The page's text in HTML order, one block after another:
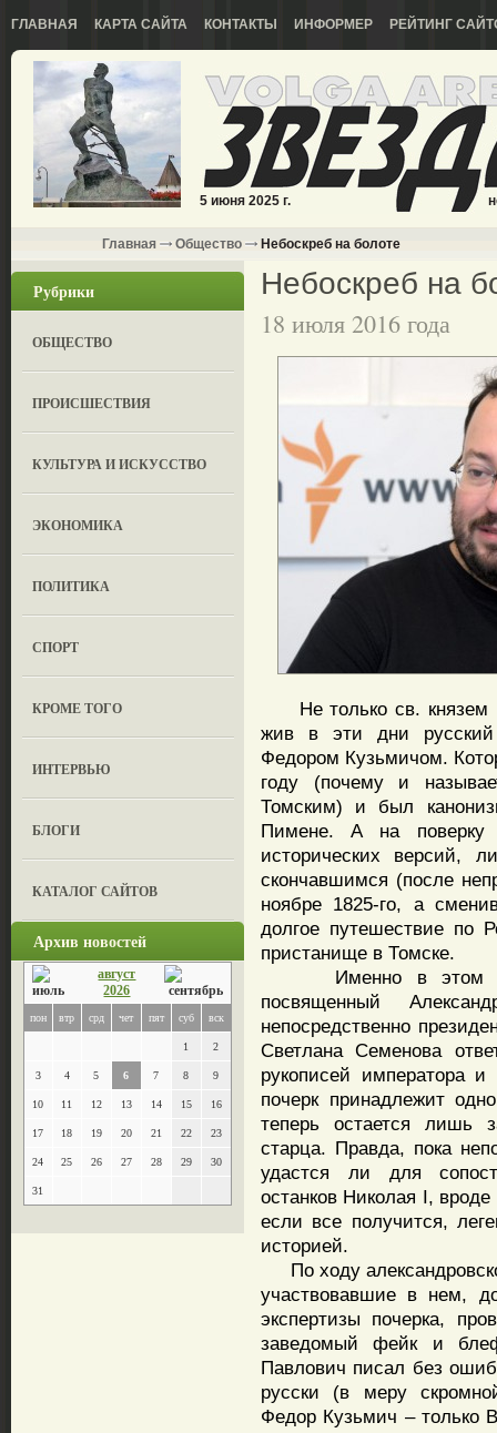
ГЛАВНАЯ КАРТА САЙТА КОНТАКТЫ ИНФОРМЕР РЕЙТИНГ
5 июня 2025 г.
Главная Общество Небоскреб на болоте
Рубрики
ОБЩЕСТВО
ПРОИСШЕСТВИЯ
КУЛЬТУРА И ИСКУССТВО
ЭКОНОМИКА
ПОЛИТИКА
СПОРТ
КРОМЕ ТОГО
ИНТЕРВЬЮ
БЛОГИ
КАТАЛОГ САЙТОВ
Архив новостей
август
2026
пон втр срд чет пят суб вск
1 2
3 4 5 6 7 8 9
10 11 12 13 14 15 16
17 18 19 20 21 22 23
24 25 26 27 28 29 30
31
Небоскреб на
18 июля 2016 года
Не только св. князем
жив в эти дни
Федором Кузьмичом.
году (почему и
Томским) и был
Пимене. А на поверку
исторических версий,
скончавшимся (после
ноябре 1825-го, а
долгое путешествие по
пристанище в Томске.
Именно в этом
посвященный
непосредственно
Светлана Семенова
рукописей императора
почерк принадлежит
теперь остается лишь
старца. Правда, пока
удастся ли для
останков Николая I,
если все получится,
историей.
По ходу
участвовавшие в нем,
экспертизы почерка,
заведомый фейк и
Павлович писал без
русски (в меру
Федор Кузьмич –